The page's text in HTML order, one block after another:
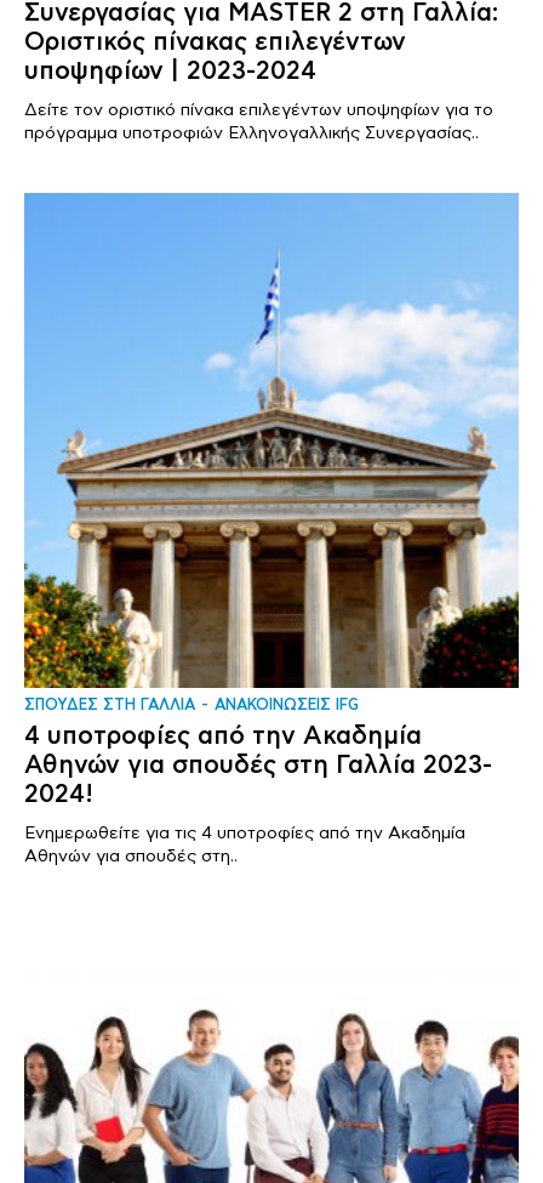
Συνεργασίας για MASTER 2 στη Γαλλία:
Οριστικός πίνακας επιλεγέντων
υποψηφίων | 2023-2024
Δείτε τον οριστικό πίνακα επιλεγέντων υποψηφίων για το
πρόγραμμα υποτροφιών Ελληνογαλλικής Συνεργασίας..
ΣΠΟΥΔΕΣ ΣΤΗ ΓΑΛΛΙΑ ΑΝΑΚΟΙΝΩΣΕΙΣ IFG
4 υποτροφίες από την Ακαδημία
Αθηνών για σπουδές στη Γαλλία 2023-
2024!
Ενημερωθείτε για τις 4 υποτροφίες από την Ακαδημία
Αθηνών για σπουδές στη..